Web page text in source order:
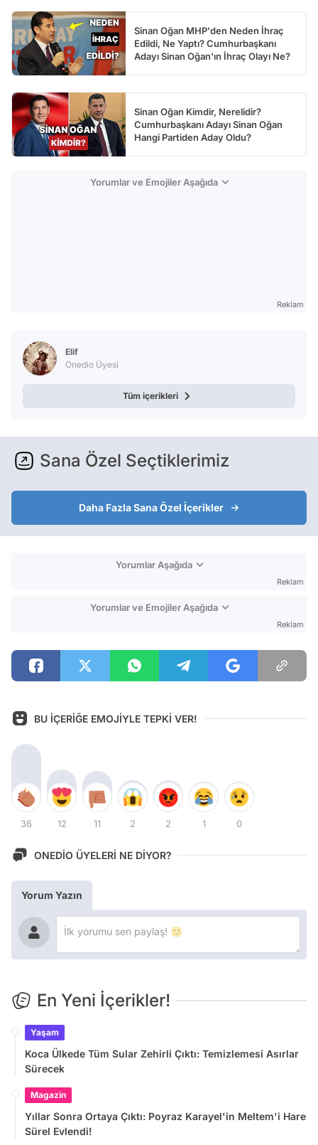
Sinan Oğan MHP'den Neden İhraç
Edildi, Ne Yaptı? Cumhurbaşkanı
Adayı Sinan Oğan'ın İhraç Olayı Ne?
Sinan Oğan Kimdir, Nerelidir?
Cumhurbaşkanı Adayı Sinan Oğan
Hangi Partiden Aday Oldu?
Yorumlar ve Emojiler Aşağıda
Reklam
Elif
Onedio Üyesi
Tüm içerikleri
Sana Özel Seçtiklerimiz
Daha Fazla Sana Özel İçerikler
Yorumlar Aşağıda
Reklam
Yorumlar ve Emojiler Aşağıda
Reklam
BU İÇERİĞE EMOJİYLE TEPKİ VER!
36 12 11 2 2 1 0
ONEDİO ÜYELERİ NE DİYOR?
Yorum Yazın
En Yeni İçerikler!
Yaşam
Koca Ülkede Tüm Sular Zehirli Çıktı: Temizlemesi Asırlar
Sürecek
Magazin
Yıllar Sonra Ortaya Çıktı: Poyraz Karayel'in Meltem'i Hare
Sürel Evlendi!